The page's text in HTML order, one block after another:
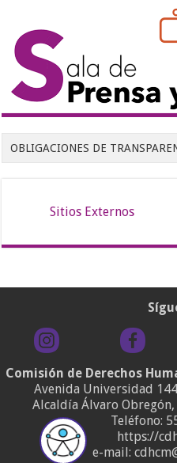
OBLIGACIONES DE
Sitios Externos
Comisión de Derechos
Avenida Universidad
Alcaldía Álvaro
Teléfono:
https://
e-mail: